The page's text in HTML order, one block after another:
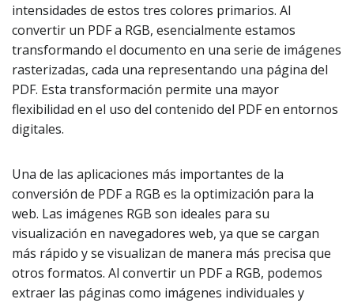
intensidades de estos tres colores primarios. Al
convertir un PDF a RGB, esencialmente estamos
transformando el documento en una serie de imágenes
rasterizadas, cada una representando una página del
PDF. Esta transformación permite una mayor
flexibilidad en el uso del contenido del PDF en entornos
digitales.
Una de las aplicaciones más importantes de la
conversión de PDF a RGB es la optimización para la
web. Las imágenes RGB son ideales para su
visualización en navegadores web, ya que se cargan
más rápido y se visualizan de manera más precisa que
otros formatos. Al convertir un PDF a RGB, podemos
extraer las páginas como imágenes individuales y